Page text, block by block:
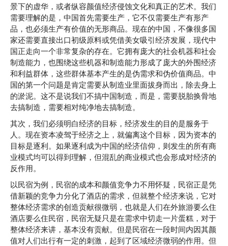
景下的虚华，或者纵容颜值经济侵蚀文化和真正的艺术。我们
需要理解的是，中国首先需要生产，它不仅需要生产有形产
品，也必须生产有价值的无形商品。现在的中国，不像很多国
家还需要直接出口初级原料或凭借美女吸引经济发展，现代中
国正走向一个非常复杂的存在。它拥有庞大的社会机器和社会
制造能力，也围绕这些机器和制造能力形成了庞大的外围经济
和利益群体，这些群体基本产生的是伪需求和伪价值商品。中
国的第一个问题是肯定需要从制造业里面拔身而出，除去身上
的淤泥。这不是说我们不搞中国制造，而是，需要脱胎换骨地
去搞制造，需要相对纯净地去搞制造。
其次，我们必须明白经济的目标，经济发生的目的是服务于
人。现在资本凌驾于经济之上，就偏离这个目标，因为资本的
目标是逐利。如果逐利成为中国的经济信仰，则发生的所有商
业模式均可以得到理解，但混乱的商业模式也会形成对经济的
反作用。
以民宿为例，民宿的成本和颜值竞争力不用怀疑，民宿正是凭
借新颖的竞争力分化了酒店的需求，但就整个经济来说，它对
整体经济需求的创造贡献很微弱，也就是人们在外旅游要么住
酒店要么住民宿，民宿无疑只是在需求中切走一片蛋糕，对于
整体经济来讲，基本没有贡献。但是民宿在一段时间内因其颜
值对人们出行有一定的刺激，起到了区域经济微弱的作用。但